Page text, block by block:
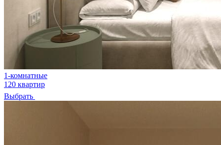
1-комнатные
120 квартир
Выбрать